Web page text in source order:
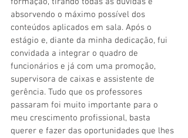
absorvendo o máximo possível dos
conteúdos aplicados em sala. Após o
estágio e, diante da minha dedicação, fui
convidada a integrar o quadro de
funcionários e já com uma promoção,
supervisora de caixas e assistente de
gerência. Tudo que os professores
passaram foi muito importante para o
meu crescimento profissional, basta
querer e fazer das oportunidades que lhes